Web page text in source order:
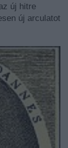
új hitre
új arculatot